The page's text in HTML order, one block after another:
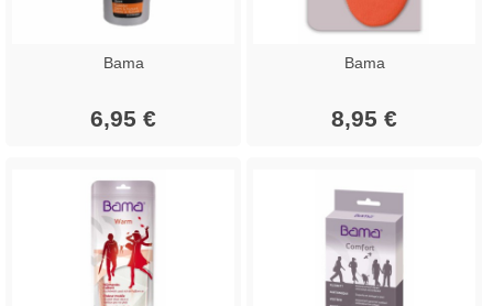
Bama
6,95 €
Bama
8,95 €